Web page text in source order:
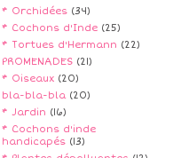
* Orchidées (34)
* Cochons d'Inde (25)
* Tortues d'Hermann (22)
PROMENADES (21)
* Oiseaux (20)
bla-bla-bla (20)
* Jardin (16)
* Cochons d'inde
handicapés (13)